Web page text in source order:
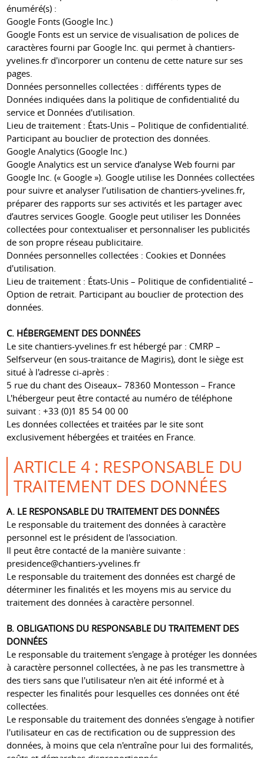
énuméré(s) :
Google Fonts (Google Inc.)
Google Fonts est un service de visualisation de polices de
caractères fourni par Google Inc. qui permet à chantiers-
yvelines.fr d'incorporer un contenu de cette nature sur ses
pages.
Données personnelles collectées : différents types de
Données indiquées dans la politique de confidentialité du
service et Données d'utilisation.
Lieu de traitement : États-Unis – Politique de confidentialité.
Participant au bouclier de protection des données.
Google Analytics (Google Inc.)
Google Analytics est un service d’analyse Web fourni par
Google Inc. (« Google »). Google utilise les Données collectées
pour suivre et analyser l’utilisation de chantiers-yvelines.fr,
préparer des rapports sur ses activités et les partager avec
d’autres services Google. Google peut utiliser les Données
collectées pour contextualiser et personnaliser les publicités
de son propre réseau publicitaire.
Données personnelles collectées : Cookies et Données
d'utilisation.
Lieu de traitement : États-Unis – Politique de confidentialité –
Option de retrait. Participant au bouclier de protection des
données.
C. HÉBERGEMENT DES DONNÉES
Le site chantiers-yvelines.fr est hébergé par : CMRP –
Selfserveur (en sous-traitance de Magiris), dont le siège est
situé à l'adresse ci-après :
5 rue du chant des Oiseaux– 78360 Montesson – France
L'hébergeur peut être contacté au numéro de téléphone
suivant : +33 (0)1 85 54 00 00
Les données collectées et traitées par le site sont
exclusivement hébergées et traitées en France.
ARTICLE 4 : RESPONSABLE DU
TRAITEMENT DES DONNÉES
A. LE RESPONSABLE DU TRAITEMENT DES DONNÉES
Le responsable du traitement des données à caractère
personnel est le président de l'association.
Il peut être contacté de la manière suivante :
presidence@chantiers-yvelines.fr
Le responsable du traitement des données est chargé de
déterminer les finalités et les moyens mis au service du
traitement des données à caractère personnel.
B. OBLIGATIONS DU RESPONSABLE DU TRAITEMENT DES
DONNÉES
Le responsable du traitement s'engage à protéger les données
à caractère personnel collectées, à ne pas les transmettre à
des tiers sans que l'utilisateur n'en ait été informé et à
respecter les finalités pour lesquelles ces données ont été
collectées.
Le responsable du traitement des données s'engage à notifier
l'utilisateur en cas de rectification ou de suppression des
données, à moins que cela n'entraîne pour lui des formalités,